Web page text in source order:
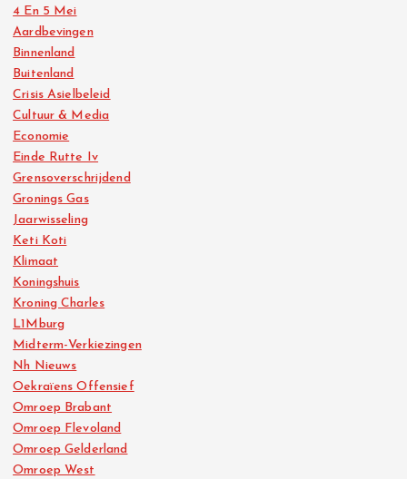
4 En 5 Mei
Aardbevingen
Binnenland
Buitenland
Crisis Asielbeleid
Cultuur & Media
Economie
Einde Rutte Iv
Grensoverschrijdend
Gronings Gas
Jaarwisseling
Keti Koti
Klimaat
Koningshuis
Kroning Charles
L1Mburg
Midterm-Verkiezingen
Nh Nieuws
Oekraïens Offensief
Omroep Brabant
Omroep Flevoland
Omroep Gelderland
Omroep West